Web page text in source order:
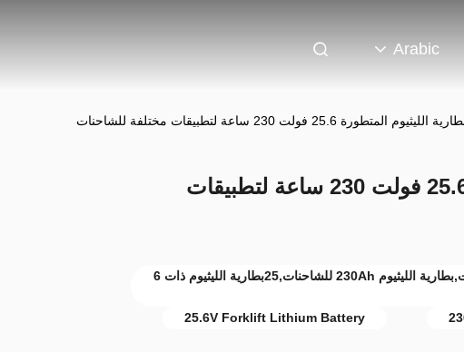
Arabic
الليثيوم المتطورة 25.6 فولت 230 ساعة لتطبيقات مختلفة للشاحنات
بطارية الليثيوم المتطورة 25.6 فولت 230 ساعة لتطبيقات
بطارية الليثيوم المتنوعة للشاحنات,بطارية الليثيوم 230Ah للشاحنات,25بطارية الليثيوم ذات 6
25.6V Forklift Lithium Battery